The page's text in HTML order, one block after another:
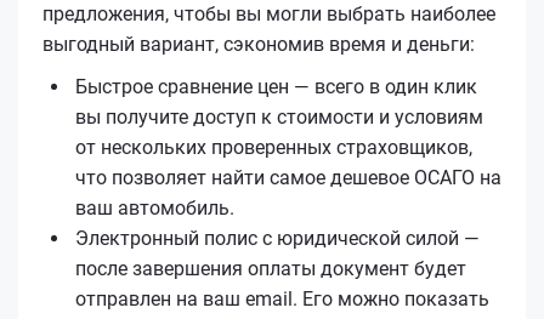
предложения, чтобы вы могли выбрать наиболее
выгодный вариант, сэкономив время и деньги:
Быстрое сравнение цен — всего в один клик
вы получите доступ к стоимости и условиям
от нескольких проверенных страховщиков,
что позволяет найти самое дешевое ОСАГО на
ваш автомобиль.
Электронный полис с юридической силой —
после завершения оплаты документ будет
отправлен на ваш email. Его можно показать